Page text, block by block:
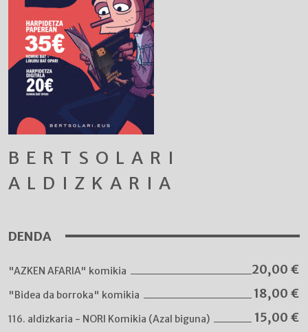
BERTSOLARI
ALDIZKARIA
DENDA
"AZKEN AFARIA" komikia 20,00 €
"Bidea da borroka" komikia 18,00 €
116. aldizkaria - NORI Komikia (Azal biguna) 15,00 €